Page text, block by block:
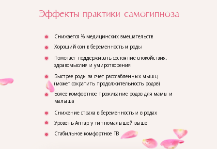
Снижается % медицинских вмешательств
Помогает поддерживать состояние спокойствия,
здравомыслия и умиротворения
Хороший сон в беременность и роды
Быстрее роды за счет расслабленных мышц
(может сократить продолжительность родов)
Более комфортное проживание родов для мамы и
малыша
Снижение страха в беременность и в родах
Уровень Апгар у гипномалышей выше
Стабильное комфортное ГВ
Эффекты практики самогипноза